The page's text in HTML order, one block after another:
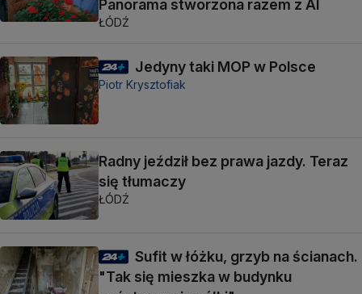
Panorama stworzona razem z AI
ŁÓDŹ
Jedyny taki MOP w Polsce
Piotr Krysztofiak
Radny jeździł bez prawa jazdy. Teraz
się tłumaczy
ŁÓDŹ
Sufit w łóżku, grzyb na ścianach.
"Tak się mieszka w budynku